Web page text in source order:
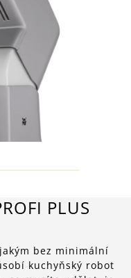
PLUS
bez minimální
kuchyňský robot